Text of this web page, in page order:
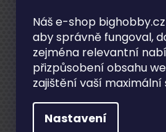
Náš e-shop
aby správně fungoval,
zejména relevantní
přizpůsobení obsahu
zajištění vaší maximální
Nastavení
O nás
Recenze obchodu
Záruční a pozáruční
Kontakty